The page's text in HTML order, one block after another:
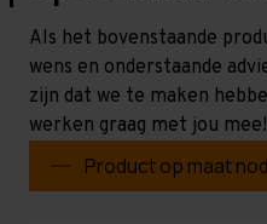
Als het bovenstaande
wens en onderstaande
zijn dat we te maken
werken graag met jou mee!
Product op maat